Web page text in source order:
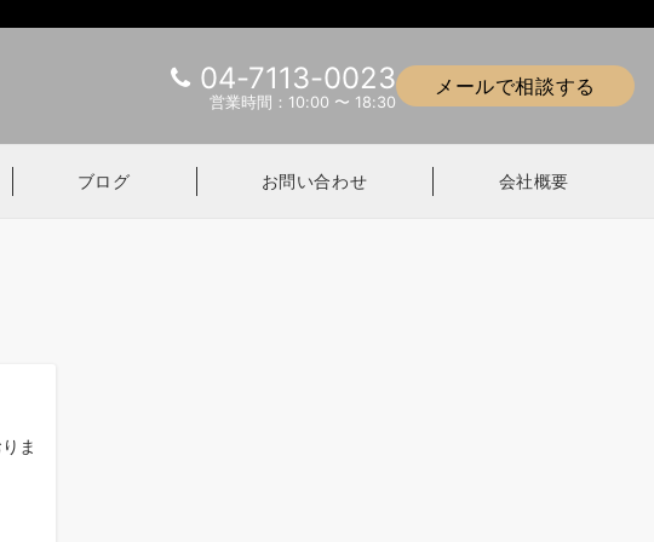
04-7113-0023
営業時間：10:00 〜 18:30
メールで相談する
ブログ お問い合わせ 会社概要
ま